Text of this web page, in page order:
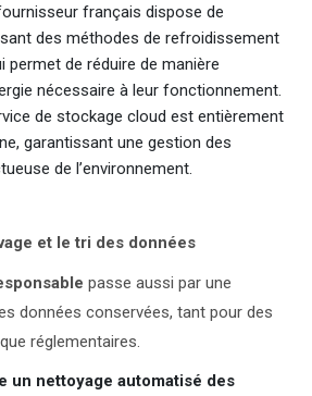
français dispose de
des méthodes de refroidissement
permet de réduire de manière
nécessaire à leur fonctionnement.
de stockage cloud est entièrement
garantissant une gestion des
de l’environnement.
et le tri des données
passe aussi par une
données conservées, tant pour des
réglementaires.
un nettoyage automatisé des